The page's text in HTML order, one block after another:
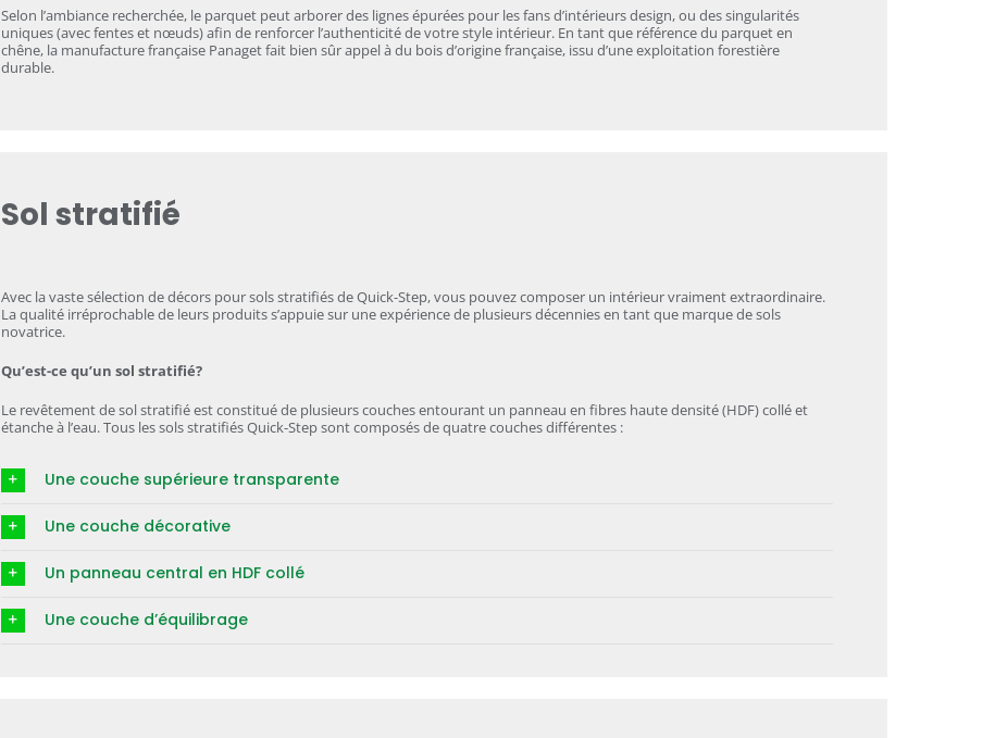
Selon l’ambiance recherchée, le parquet peut arborer des lignes épurées pour les fans d’intérieurs design, ou des singularités
uniques (avec fentes et nœuds) afin de renforcer l’authenticité de votre style intérieur. En tant que référence du parquet en
chêne, la manufacture française Panaget fait bien sûr appel à du bois d’origine française, issu d’une exploitation forestière
durable.
Sol stratifié
Avec la vaste sélection de décors pour sols stratifiés de Quick-Step, vous pouvez composer un intérieur vraiment extraordinaire.
La qualité irréprochable de leurs produits s’appuie sur une expérience de plusieurs décennies en tant que marque de sols
novatrice.
Qu’est-ce qu’un sol stratifié?
Le revêtement de sol stratifié est constitué de plusieurs couches entourant un panneau en fibres haute densité (HDF) collé et
étanche à l’eau. Tous les sols stratifiés Quick-Step sont composés de quatre couches différentes :
Une couche supérieure transparente
Une couche décorative
Un panneau central en HDF collé
Une couche d’équilibrage